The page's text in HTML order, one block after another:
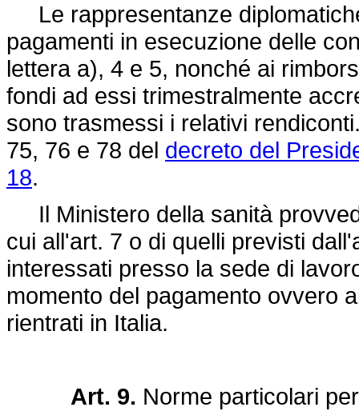
Le rappresentanze
pagamenti in esecuzione delle
lettera a), 4 e 5, nonché ai
fondi ad essi trimestralmente
sono trasmessi i relativi
75, 76 e 78 del decreto del
18.
Il Ministero della sanità
cui all'art. 7 o di quelli previsti
interessati presso la sede di
momento del pagamento ovvero
rientrati in Italia.
Art. 9. Norme particolari